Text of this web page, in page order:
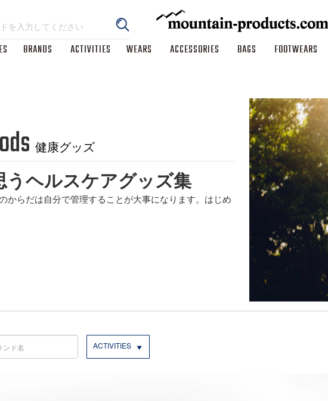
BRANDS ACTIVITIES WEARS ACCESSORIES BAGS FOOTWEARS
健康グッズ
うヘルスケアグッズ集
からだは自分で管理することが大事になります。はじめ
ACTIVITIES